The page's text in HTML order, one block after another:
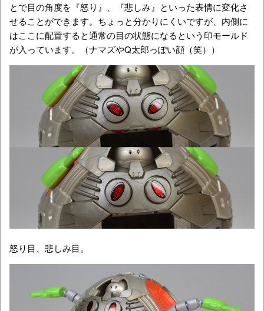
とで目の角度を『怒り』、『悲しみ』といった表情に変化さ
せることができます。ちょっと分かりにくいですが、内側に
はここに配置すると通常の目の状態になるという印モールド
が入っています。（ナマズやQ太郎っぽい顔（笑））
怒り目、悲しみ目。